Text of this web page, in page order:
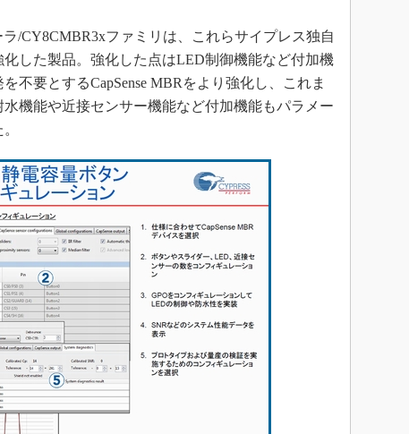
/CY8CMBR3xファミリは、これらサイプレス独自
した製品。強化した点はLED制御機能など付加機
不要とするCapSense MBRをより強化し、これま
機能や近接センサー機能など付加機能もパラメー